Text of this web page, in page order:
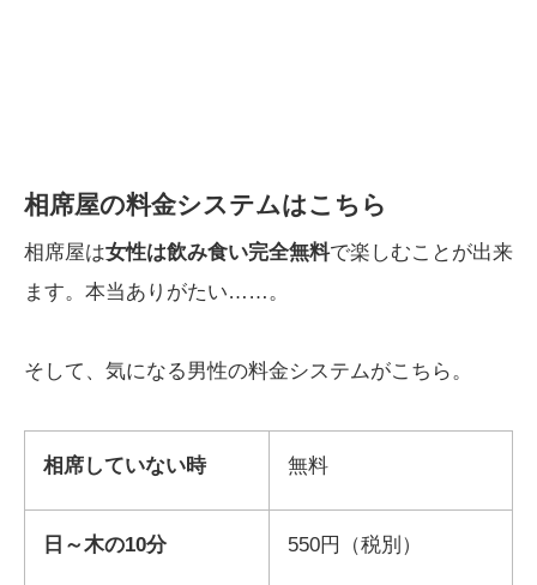
相席屋の料金システムはこちら
相席屋は女性は飲み食い完全無料で楽しむことが出来
ます。本当ありがたい……。
そして、気になる男性の料金システムがこちら。
相席していない時 無料
日～木の10分 550円（税別）